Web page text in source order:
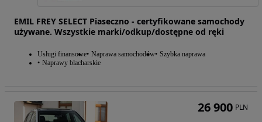
EMIL FREY SELECT Piaseczno - certyfikowane samochody
używane. Wszystkie marki/odkup/dostępne od ręki
Usługi finansowe Naprawa samochodów Szybka naprawa
Naprawy blacharskie
26 900 PLN